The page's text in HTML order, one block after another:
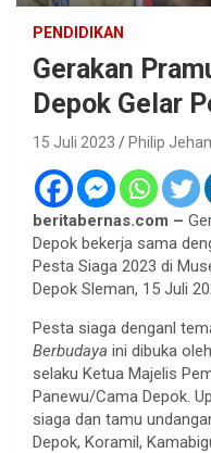
PENDIDIKAN
Gerakan
Depok Gelar
15 Juli 2023 Philip
beritabernas.com –
Depok bekerja sama
Pesta Siaga 2023 di
Depok Sleman, 15 Juli
Pesta siaga denganl
Berbudaya ini dibuka
selaku Ketua Majelis
Panewu/Cama Depok.
siaga dan tamu
Depok, Koramil,